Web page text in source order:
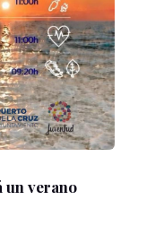
un verano